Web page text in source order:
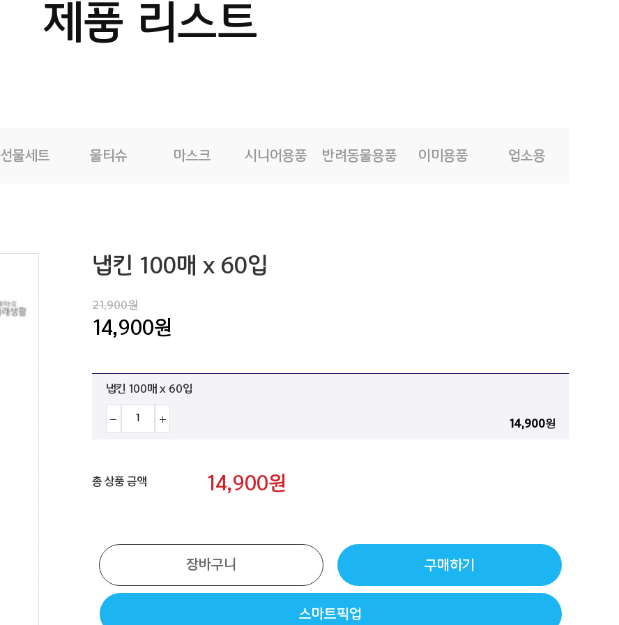
제품 리스트
선물세트 물티슈 마스크 시니어용품 반려동물용품 이미용품 업소용
냅킨 100매 x 60입
21,900원
14,900원
냅킨 100매 x 60입
14,900원
총 상품 금액 14,900원
장바구니 구매하기
스마트픽업